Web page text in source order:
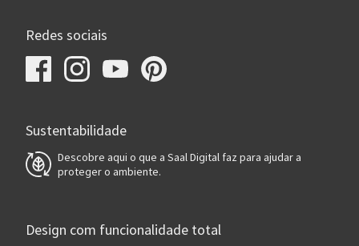
Redes sociais
Sustentabilidade
Descobre aqui o que a Saal Digital faz para ajudar a
proteger o ambiente.
Design com funcionalidade total